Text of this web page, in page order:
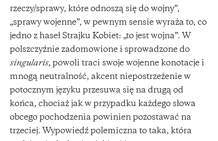
rzeczy/sprawy, które odnoszą się do wojny”,
„sprawy wojenne”, w pewnym sensie wyraża to, co
jedno z haseł Strajku Kobiet: „to jest wojna”. W
polszczyźnie zadomowione i sprowadzone do
singularis, powoli traci swoje wojenne konotacje i
mnogą neutralność, akcent niepostrzeżenie w
potocznym języku przesuwa się na drugą od
końca, chociaż jak w przypadku każdego słowa
obcego pochodzenia powinien pozostawać na
trzeciej. Wypowiedź polemiczna to taka, która